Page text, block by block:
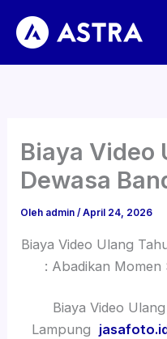
konten
Biaya Video
Dewasa
Oleh admin/April 24, 2026
Biaya Video Ulang
: Abadikan Momen
Biaya Video
Lampung